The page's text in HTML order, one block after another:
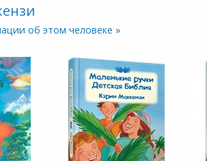
об этом человеке »